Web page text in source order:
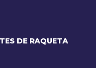
DE RAQUETA